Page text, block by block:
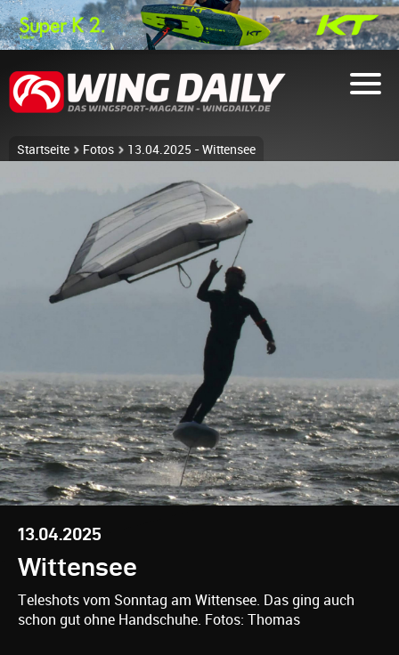
Startseite Fotos 13.04.2025 - Wittensee
13.04.2025
Wittensee
Teleshots vom Sonntag am Wittensee. Das ging auch
schon gut ohne Handschuhe. Fotos: Thomas